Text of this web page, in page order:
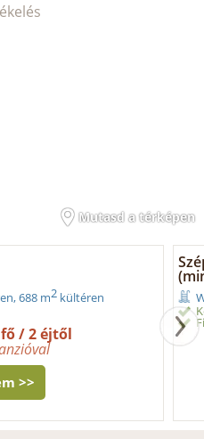
Mutasd a térképen
688 m2 kültéren
fő / 2 éjtől
>>